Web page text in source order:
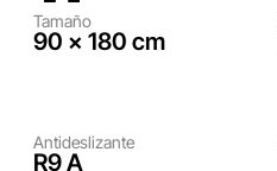
Tamaño
90 × 180 cm
Antideslizante
R9 A